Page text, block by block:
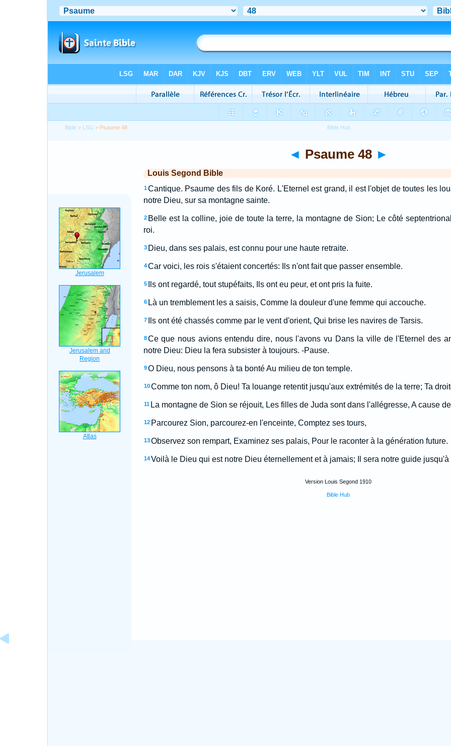
Bible > LSG > Psaume 48
◄ Psaume 48 ►
Louis Segond Bible
1 Cantique. Psaume des fils de Koré. L'Eternel est grand, il est l'objet de toutes les
notre Dieu, sur sa montagne sainte.
2 Belle est la colline, joie de toute la terre, la montagne de Sion; Le côté
roi.
3 Dieu, dans ses palais, est connu pour une haute retraite.
4 Car voici, les rois s'étaient concertés: Ils n'ont fait que passer ensemble.
5 Ils ont regardé, tout stupéfaits, Ils ont eu peur, et ont pris la fuite.
6 Là un tremblement les a saisis, Comme la douleur d'une femme qui accouche.
7 Ils ont été chassés comme par le vent d'orient, Qui brise les navires de Tarsis.
8 Ce que nous avions entendu dire, nous l'avons vu Dans la ville de l'Eternel des
notre Dieu: Dieu la fera subsister à toujours. -Pause.
9 O Dieu, nous pensons à ta bonté Au milieu de ton temple.
10 Comme ton nom, ô Dieu! Ta louange retentit jusqu'aux extrémités de la terre; Ta
11 La montagne de Sion se réjouit, Les filles de Juda sont dans l'allégresse, A cause
12 Parcourez Sion, parcourez-en l'enceinte, Comptez ses tours,
13 Observez son rempart, Examinez ses palais, Pour le raconter à la génération future.
14 Voilà le Dieu qui est notre Dieu éternellement et à jamais; Il sera notre guide jusqu'à
Version Louis Segond 1910
Bible Hub